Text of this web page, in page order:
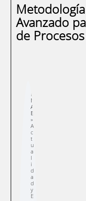
Avanzado
de Procesos
Sobrescribir
enlaces
de
ayuda
a
la
navegación
E
N
A
E
A
c
t
u
a
l
i
d
a
d
y
E